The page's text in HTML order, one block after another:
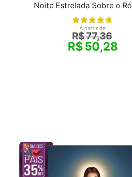
Noite Estrelada Sobre o
A partir de
R$77,36
R$50,28